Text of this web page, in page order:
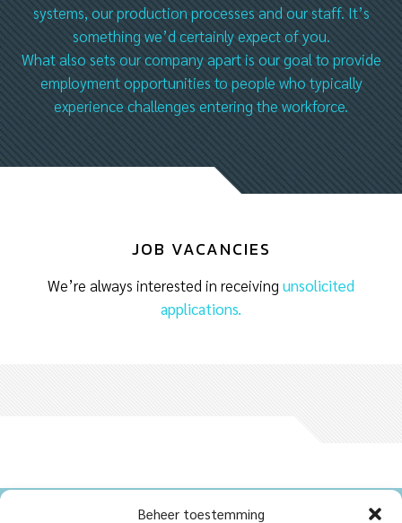
Beheer toestemming
systems, our production processes and our staff. It’s
something we’d certainly expect of you.
What also sets our company apart is our goal to provide
employment opportunities to people who typically
experience challenges entering the workforce.
JOB VACANCIES
We’re always interested in receiving unsolicited
applications.